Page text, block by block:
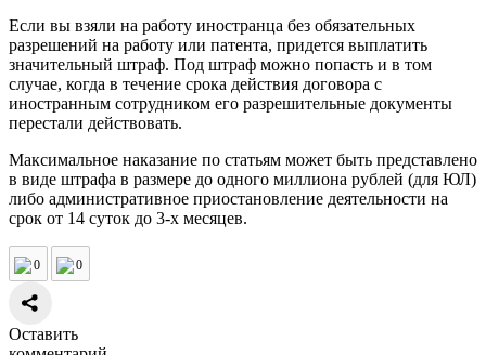
Если вы взяли на работу иностранца без обязательных
разрешений на работу или патента, придется выплатить
значительный штраф. Под штраф можно попасть и в том
случае, когда в течение срока действия договора с
иностранным сотрудником его разрешительные документы
перестали действовать.
Максимальное наказание по статьям может быть представлено
в виде штрафа в размере до одного миллиона рублей (для ЮЛ)
либо административное приостановление деятельности на
срок от 14 суток до 3-х месяцев.
0 0
Оставить